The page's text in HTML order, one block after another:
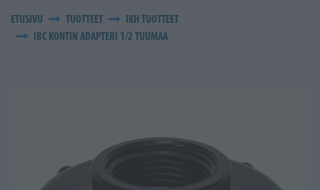
ETUSIVU TUOTTEET
IKH TUOTTEET
IBC KONTIN ADAPTERI 1/2 TUUMAA